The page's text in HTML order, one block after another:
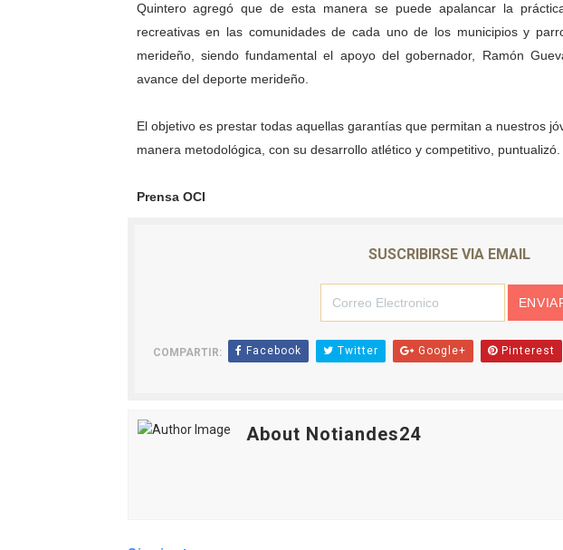
Quintero agregó que de esta manera se puede apalancar la
recreativas en las comunidades de cada uno de los municipios y
merideño, siendo fundamental el apoyo del gobernador, Ramón
avance del deporte merideño.
El objetivo es prestar todas aquellas garantías que permitan a nuestros
manera metodológica, con su desarrollo atlético y competitivo, puntualizó.
Prensa OCI
SUSCRIBIRSE VIA EMAIL
COMPARTIR: Facebook Twitter Google+ Pinterest
About Notiandes24